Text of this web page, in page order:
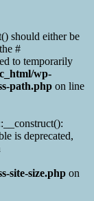
should either be
#
to temporarily
wp-
path.php on line
is deprecated,
site-size.php on